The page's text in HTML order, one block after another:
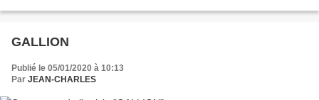
GALLION
Publié le 05/01/2020 à 10:13
Par JEAN-CHARLES